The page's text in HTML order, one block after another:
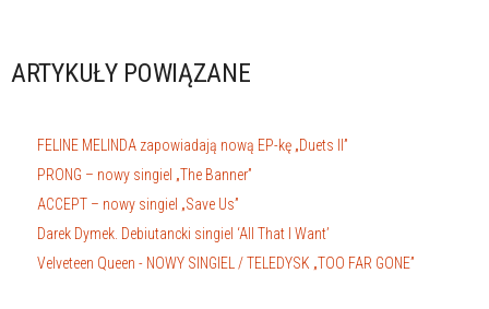
ARTYKUŁY POWIĄZANE
FELINE MELINDA zapowiadają nową EP-kę „Duets II”
PRONG – nowy singiel „The Banner”
ACCEPT – nowy singiel „Save Us”
Darek Dymek. Debiutancki singiel ‘All That I Want’
Velveteen Queen - NOWY SINGIEL / TELEDYSK „TOO FAR GONE”